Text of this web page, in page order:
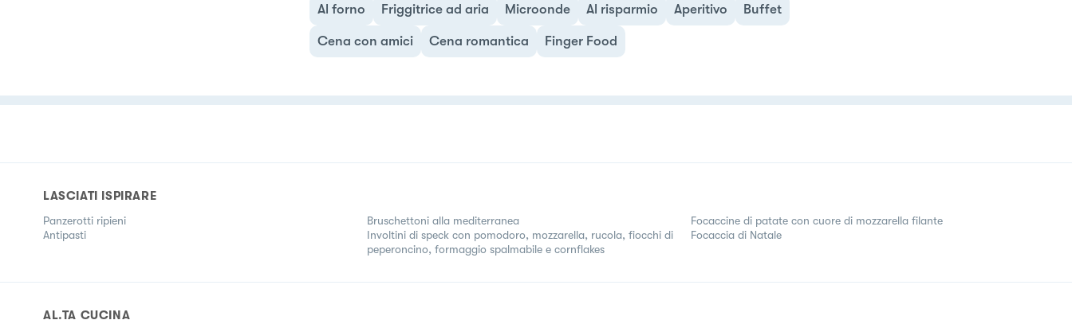
Al forno Friggitrice ad aria Microonde Al risparmio Aperitivo Buffet
Cena con amici Cena romantica Finger Food
LASCIATI ISPIRARE
Panzerotti ripieni
Antipasti
Bruschettoni alla mediterranea
Involtini di speck con pomodoro, mozzarella, rucola, fiocchi di
peperoncino, formaggio spalmabile e cornflakes
Focaccine di patate con cuore di mozzarella filante
Focaccia di Natale
AL.TA CUCINA